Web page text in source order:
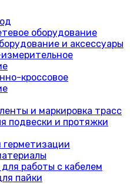
оборудование
и аксессуары
кроссовое
и маркировка трасс
подвески и протяжки
работы с кабелем
пайки